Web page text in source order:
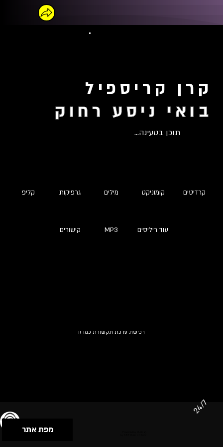
קרן קריספיל
בואי ניסע רחוק
תוכן בטעינה...
קליפ גרפיקות מילים קומוניקט קרדיטים
קישורים MP3 עוד ריליסים
רכישת ערכת תקשורת כמו זו
מפת אתר
24/7